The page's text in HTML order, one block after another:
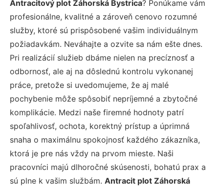
Antracitový plot Záhorská Bystrica? Ponúkame vám
profesionálne, kvalitné a zároveň cenovo rozumné
služby, ktoré sú prispôsobené vašim individuálnym
požiadavkám. Neváhajte a ozvite sa nám ešte dnes.
Pri realizácií služieb dbáme nielen na precíznosť a
odbornosť, ale aj na dôslednú kontrolu vykonanej
práce, pretože si uvedomujeme, že aj malé
pochybenie môže spôsobiť nepríjemné a zbytočné
komplikácie. Medzi naše firemné hodnoty patrí
spoľahlivosť, ochota, korektný prístup a úprimná
snaha o maximálnu spokojnosť každého zákazníka,
ktorá je pre nás vždy na prvom mieste. Naši
pracovníci majú dlhoročné skúsenosti, bohatú prax a
sú plne k vašim službám. Antracit plot Záhorská